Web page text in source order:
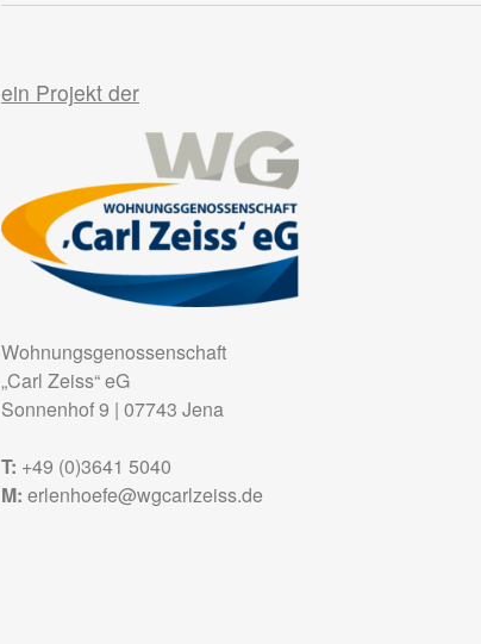
ein Projekt der
Wohnungsgenossenschaft
„Carl Zeiss“ eG
Sonnenhof 9 | 07743 Jena
T: +49 (0)3641 5040
M: erlenhoefe@wgcarlzeiss.de